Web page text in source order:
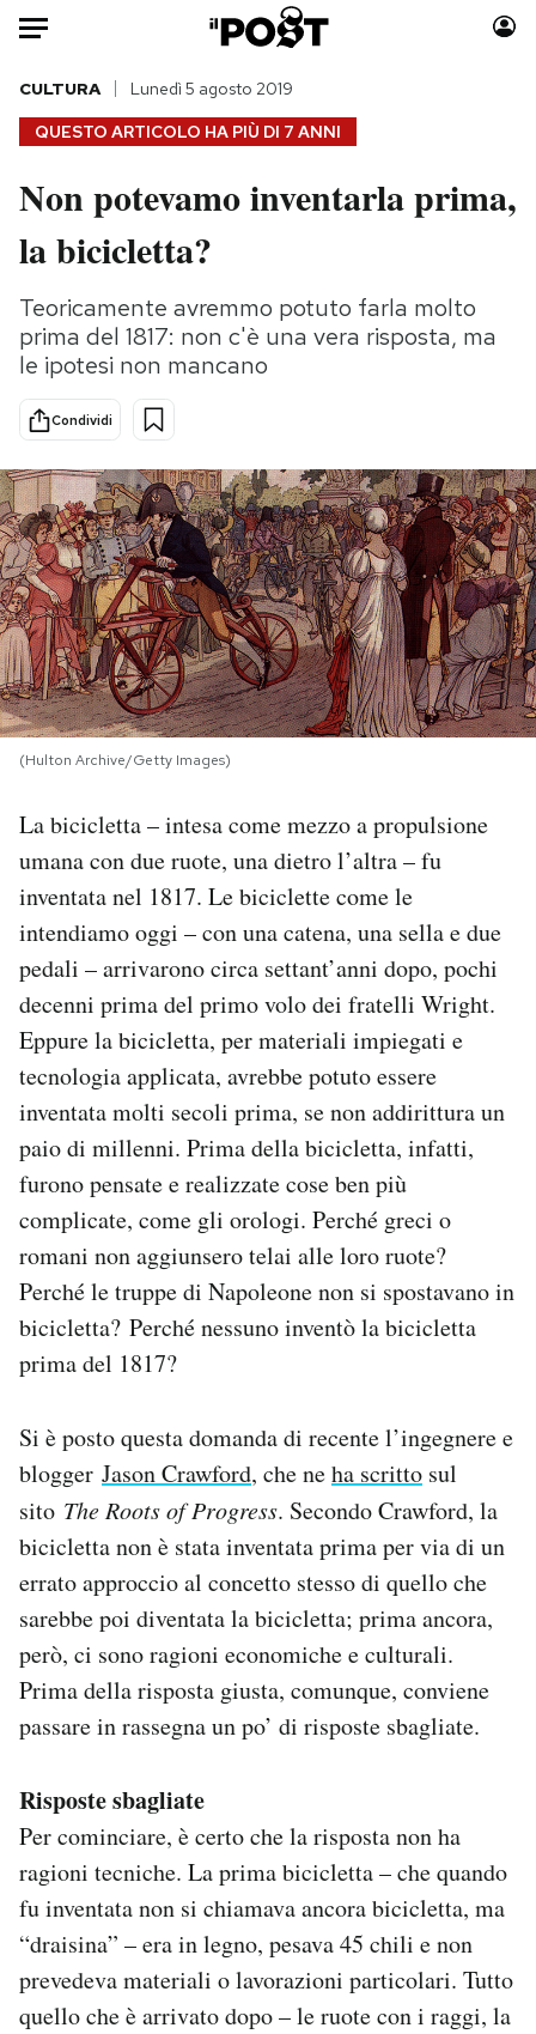
Auto
HOME
Italia
Politica
Tecnologia
Internet
Scienza
Cultura
Economia
Sport
Moda
Storie/Idee
Ok Boomer!
Mondiali calcio 2026
PODCAST
NEWSLETTER
I MIEI PREFERITI
SHOP
CALENDARIO
AREA PERSONALE
Area Personale
Notifiche mobile
Regala il Post
Hai bisogno di aiuto?
Esci
QUESTO ARTICOLO HA PIÙ DI 7 ANNI
CULTURA Lunedì 5 agosto 2019
Non potevamo inventarla prima,
la bicicletta?
Teoricamente avremmo potuto farla molto
prima del 1817: non c'è una vera risposta, ma
le ipotesi non mancano
Condividi
(Hulton Archive/Getty Images)
La bicicletta – intesa come mezzo a propulsione
umana con due ruote, una dietro l’altra – fu
inventata nel 1817. Le biciclette come le
intendiamo oggi – con una catena, una sella e due
pedali – arrivarono circa settant’anni dopo, pochi
decenni prima del primo volo dei fratelli Wright.
Eppure la bicicletta, per materiali impiegati e
tecnologia applicata, avrebbe potuto essere
inventata molti secoli prima, se non addirittura un
paio di millenni. Prima della bicicletta, infatti,
furono pensate e realizzate cose ben più
complicate, come gli orologi. Perché greci o
romani non aggiunsero telai alle loro ruote?
Perché le truppe di Napoleone non si spostavano in
bicicletta? Perché nessuno inventò la bicicletta
prima del 1817?
Si è posto questa domanda di recente l’ingegnere e
blogger Jason Crawford, che neha scritto sul
sito The Roots of Progress. Secondo Crawford, la
bicicletta non è stata inventata prima per via di un
errato approccio al concetto stesso di quello che
sarebbe poi diventata la bicicletta; prima ancora,
però, ci sono ragioni economiche e culturali.
Prima della risposta giusta, comunque, conviene
passare in rassegna un po’ di risposte sbagliate.
Risposte sbagliate
Per cominciare, è certo che la risposta non ha
ragioni tecniche. La prima bicicletta – che quando
fu inventata non si chiamava ancora bicicletta, ma
“draisina” – era in legno, pesava 45 chili e non
prevedeva materiali o lavorazioni particolari. Tutto
quello che è arrivato dopo – le ruote con i raggi, la